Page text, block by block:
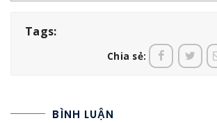
Tags:
Chia sẻ:
BÌNH LUẬN